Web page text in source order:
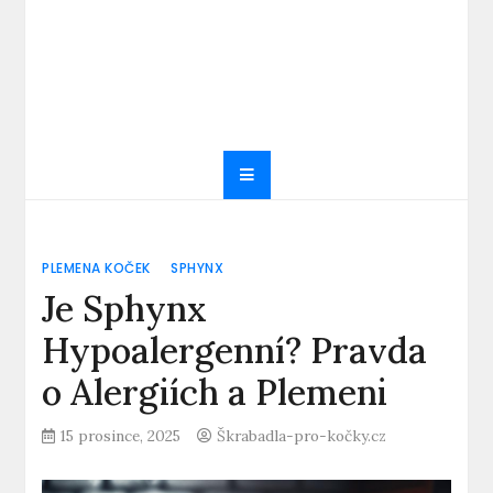
PLEMENA KOČEK SPHYNX
Je Sphynx
Hypoalergenní? Pravda
o Alergiích a Plemeni
15 prosince, 2025 Škrabadla-pro-kočky.cz